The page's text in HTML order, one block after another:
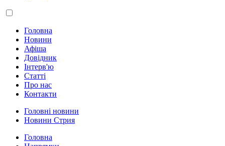
Головна
Новини
Афіша
Довідник
Інтерв'ю
Статті
Про нас
Контакти
Головні новини
Новини Стрия
Головна